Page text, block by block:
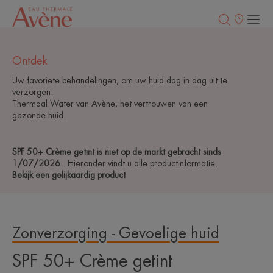
SPF 50+ Crème getint is niet op de markt gebracht sinds
1/07/2026
. Hieronder vindt u alle productinformatie.
Bekijk een gelijkaardig product
Ontdek
Uw favoriete behandelingen, om uw huid dag in dag uit te
verzorgen.
Thermaal Water van Avène, het vertrouwen van een
gezonde huid.
Zonverzorging - Gevoelige huid
SPF 50+ Crème getint